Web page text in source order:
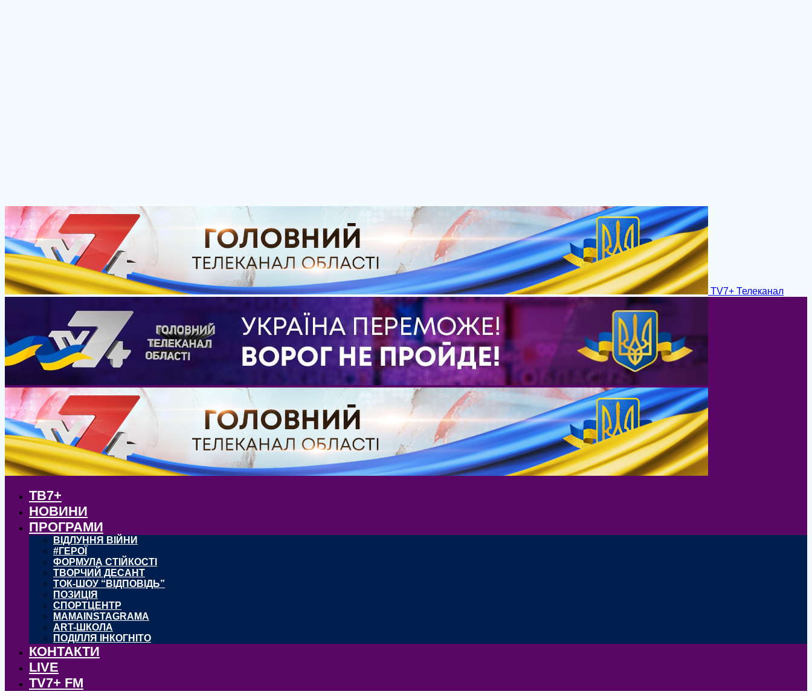
TV7+ Телеканал
ТВ7+
НОВИНИ
ПРОГРАМИ
ВІДЛУННЯ ВІЙНИ
#ГЕРОЇ
ФОРМУЛА СТІЙКОСТІ
ТВОРЧИЙ ДЕСАНТ
ТОК-ШОУ “ВІДПОВІДЬ”
ПОЗИЦІЯ
СПОРТЦЕНТР
MAMAINSTAGRAMA
ART-ШКОЛА
ПОДІЛЛЯ ІНКОГНІТО
КОНТАКТИ
LIVE
TV7+ FM